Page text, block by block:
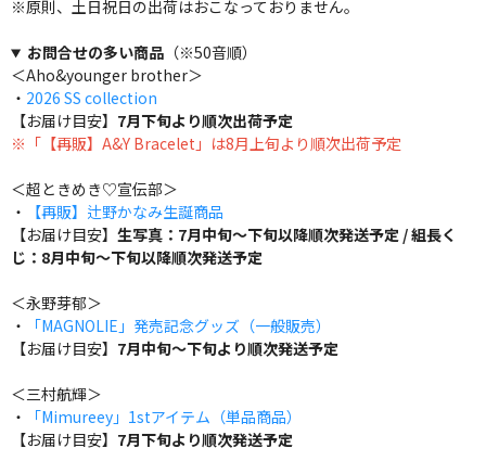
※原則、土日祝日の出荷はおこなっておりません。
お問合せの多い商品（※50音順）
＜Aho&younger brother＞
・ 2026 SS collection
【お届け目安】 7月下旬より順次出荷予定
※「【再販】A&Y Bracelet」は8月上旬より順次出荷予定
＜超ときめき♡宣伝部＞
・
【再販】辻野かなみ生誕商品
【お届け目安】 生写真：7月中旬～下旬以降順次発送予定 / 組長く
じ：8月中旬～下旬以降順次発送予定
＜永野芽郁＞
・
「MAGNOLIE」発売記念グッズ（一般販売）
【お届け目安】 7月中旬～下旬より順次発送予定
＜三村航輝＞
・
「Mimureey」1stアイテム（単品商品）
【お届け目安】 7月下旬より順次発送予定